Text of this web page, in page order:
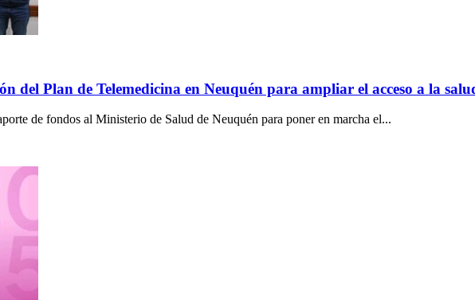
del Plan de Telemedicina en Neuquén para ampliar el acceso a la
de fondos al Ministerio de Salud de Neuquén para poner en marcha el...